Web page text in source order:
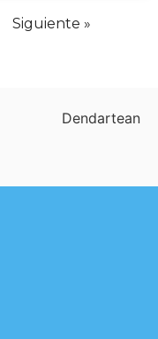
Siguiente »